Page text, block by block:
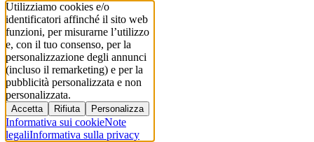
Utilizziamo cookies e/o
identificatori affinché il sito web
funzioni, per misurarne l’utilizzo
e, con il tuo consenso, per la
personalizzazione degli annunci
(incluso il remarketing) e per la
pubblicità personalizzata e non
personalizzata.
Accetta Rifiuta Personalizza
Informativa sui cookieNote
legaliInformativa sulla privacy